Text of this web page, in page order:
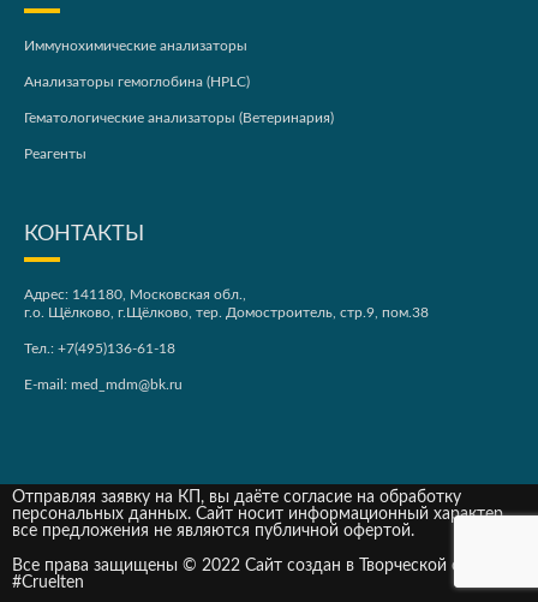
Иммунохимические анализаторы
Анализаторы гемоглобина (HPLC)
Гематологические анализаторы (Ветеринария)
Реагенты
КОНТАКТЫ
Адрес: 141180, Московская обл.,
г.о. Щёлково, г.Щёлково, тер. Домостроитель, стр.9, пом.38
Тел.: +7(495)136-61-18
E-mail: med_mdm@bk.ru
Отправляя заявку на КП, вы даёте согласие на обработку
персональных данных. Сайт носит информационный характер,
все предложения не являются публичной офертой.
Все права защищены © 2022 Сайт создан в Творческой студии
#Cruelten